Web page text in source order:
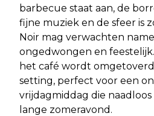
barbecue staat aan, de
fijne muziek en de sfeer is
Noir mag verwachten
ongedwongen en
het café wordt
setting, perfect voor een
vrijdagmiddag die
lange zomeravond.